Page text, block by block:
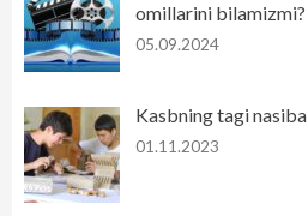
omillarini bilamizmi?
05.09.2024
Kasbning tagi nasiba
01.11.2023